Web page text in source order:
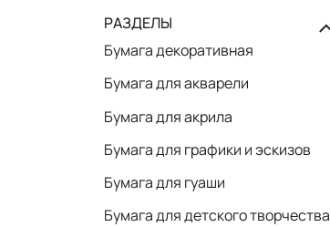
РАЗДЕЛЫ
Бумага декоративная
Бумага для акварели
Бумага для акрила
Бумага для графики и эскизов
Бумага для гуаши
Бумага для детского творчества